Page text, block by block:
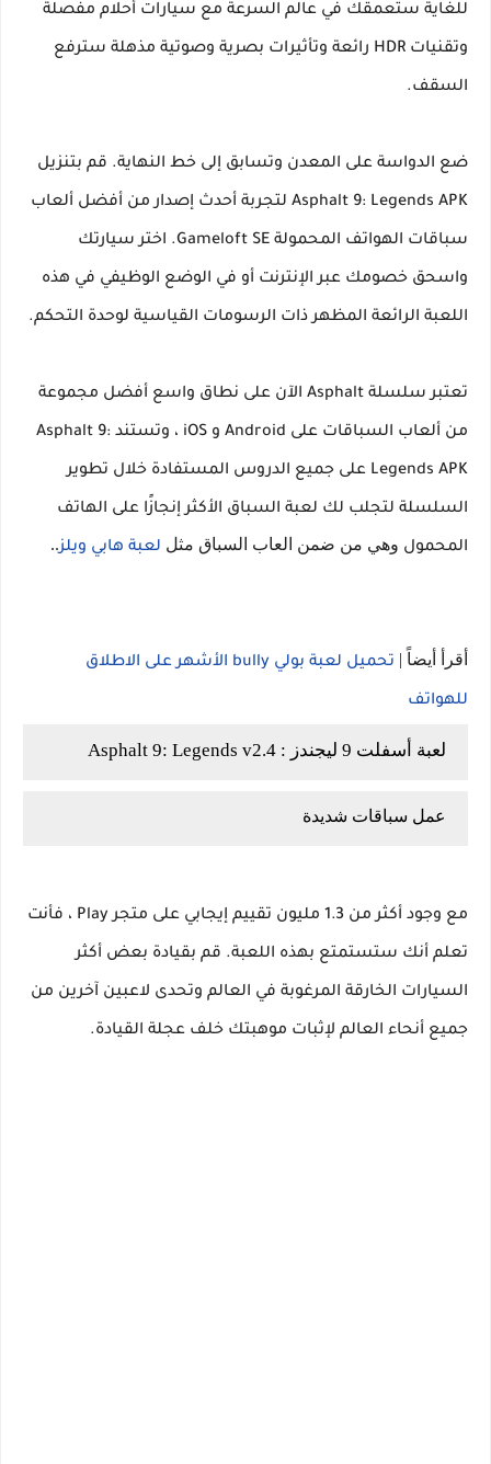
للغاية ستعمقك في عالم السرعة مع سيارات أحلام مفصلة
وتقنيات HDR رائعة وتأثيرات بصرية وصوتية مذهلة سترفع
السقف.
ضع الدواسة على المعدن وتسابق إلى خط النهاية. قم بتنزيل
Asphalt 9: Legends APK لتجربة أحدث إصدار من أفضل ألعاب
سباقات الهواتف المحمولة Gameloft SE. اختر سيارتك
واسحق خصومك عبر الإنترنت أو في الوضع الوظيفي في هذه
اللعبة الرائعة المظهر ذات الرسومات القياسية لوحدة التحكم.
تعتبر سلسلة Asphalt الآن على نطاق واسع أفضل مجموعة
من ألعاب السباقات على Android و iOS ، وتستند Asphalt 9:
Legends APK على جميع الدروس المستفادة خلال تطوير
السلسلة لتجلب لك لعبة السباق الأكثر إنجازًا على الهاتف
المحمول وهي من ضمن العاب السباق مثل لعبة هابي ويلز..
أقرأ أيضاً | تحميل لعبة بولي bully الأشهر على الاطلاق
للهواتف
لعبة أسفلت 9 ليجندز : Asphalt 9: Legends v2.4
عمل سباقات شديدة
مع وجود أكثر من 1.3 مليون تقييم إيجابي على متجر Play ، فأنت
تعلم أنك ستستمتع بهذه اللعبة. قم بقيادة بعض أكثر
السيارات الخارقة المرغوبة في العالم وتحدى لاعبين آخرين من
جميع أنحاء العالم لإثبات موهبتك خلف عجلة القيادة.